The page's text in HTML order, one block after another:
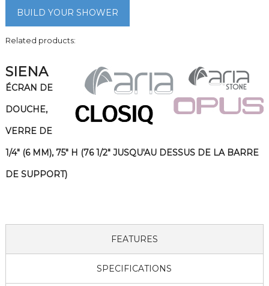
BUILD YOUR SHOWER
Related products:
SIENA
ÉCRAN DE
DOUCHE,
VERRE DE
1/4" (6 MM), 75" H (76 1/2" JUSQU'AU DESSUS DE LA BARRE
DE SUPPORT)
FEATURES
SPECIFICATIONS